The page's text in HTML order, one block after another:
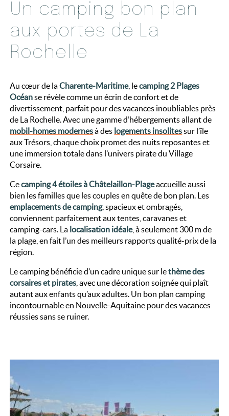
Un camping bon plan
aux portes de La
Rochelle
Au cœur de laCharente-Maritime, lecamping 2 Plages
Océanse révèle comme un écrin de confort et de
divertissement, parfait pour des vacances inoubliables près
de La Rochelle. Avec une gamme d’hébergements allant de
mobil-homes modernesà des logements insolitessur l’île
aux Trésors, chaque choix promet des nuits reposantes et
une immersion totale dans l’univers pirate du Village
Corsaire.
Cecamping 4 étoiles à Châtelaillon-Plageaccueille aussi
bien les familles que les couples en quête de bon plan. Les
emplacements de camping, spacieux et ombragés,
conviennent parfaitement aux tentes, caravanes et
camping-cars. La localisation idéale, à seulement 300 m de
la plage, en fait l’un des meilleurs rapports qualité-prix de la
région.
Le camping bénéficie d’un cadre unique sur lethème des
corsaires et pirates , avec une décoration soignée qui plaît
autant aux enfants qu’aux adultes. Un bon plan camping
incontournable en Nouvelle-Aquitaine pour des vacances
réussies sans se ruiner.